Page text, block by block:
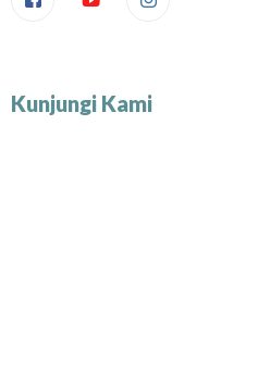
Kunjungi Kami